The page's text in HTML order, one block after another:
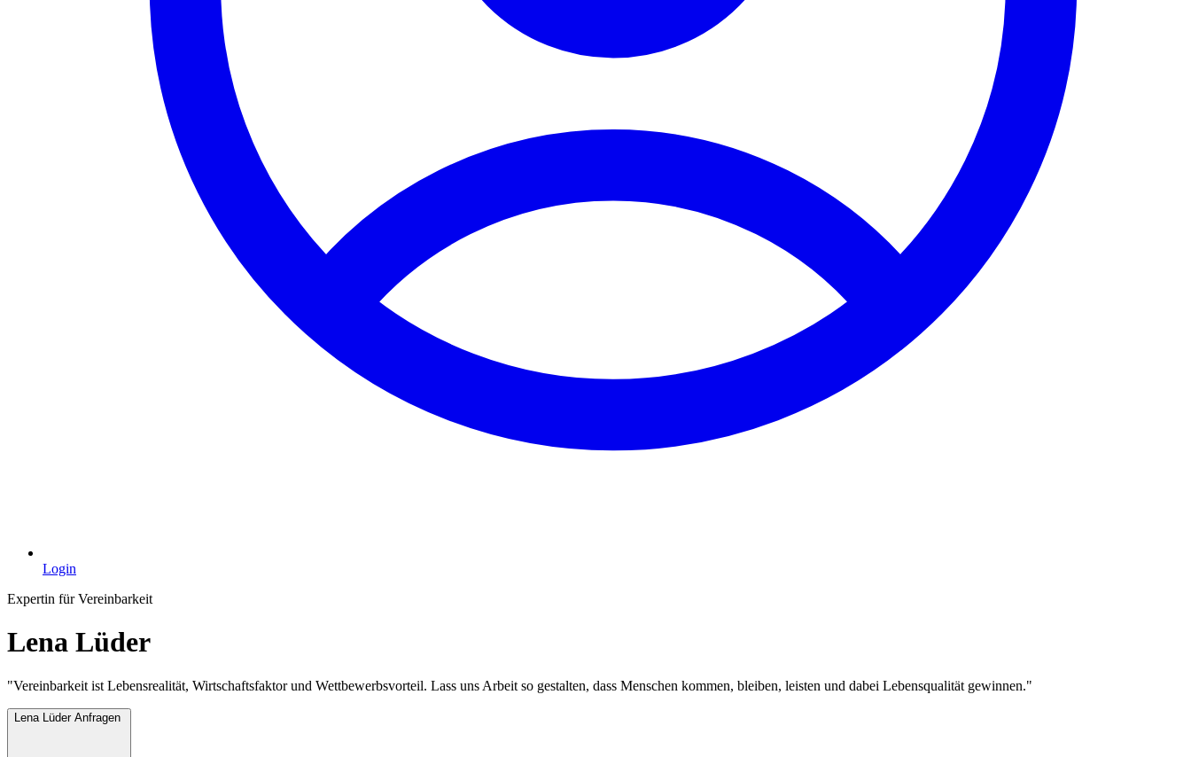
Login
Expertin für Vereinbarkeit
Lena Lüder
"Vereinbarkeit ist Lebensrealität, Wirtschaftsfaktor und Wettbewerbsvorteil. Lass uns Arbeit so gestalten, dass Menschen kommen, bleiben, leisten und dabei Lebensqualität gewinnen."
Lena Lüder Anfragen